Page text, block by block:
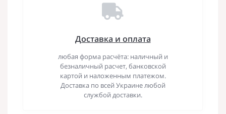
Доставка и оплата
любая форма расчёта: наличный и
безналичный расчет, банковской
картой и наложенным платежом.
Доставка по всей Украине любой
службой доставки.